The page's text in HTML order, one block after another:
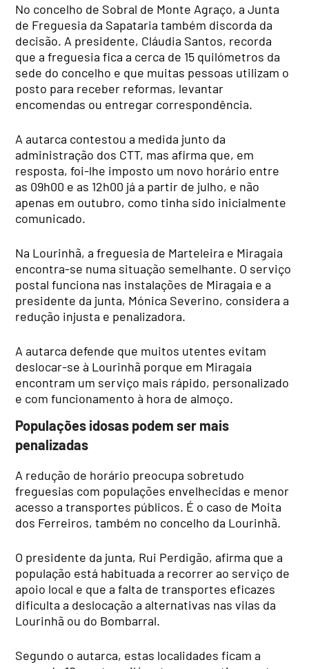
No concelho de Sobral de Monte Agraço, a Junta
de Freguesia da Sapataria também discorda da
decisão. A presidente, Cláudia Santos, recorda
que a freguesia fica a cerca de 15 quilómetros da
sede do concelho e que muitas pessoas utilizam o
posto para receber reformas, levantar
encomendas ou entregar correspondência.
A autarca contestou a medida junto da
administração dos CTT, mas afirma que, em
resposta, foi-lhe imposto um novo horário entre
as 09h00 e as 12h00 já a partir de julho, e não
apenas em outubro, como tinha sido inicialmente
comunicado.
Na Lourinhã, a freguesia de Marteleira e Miragaia
encontra-se numa situação semelhante. O serviço
postal funciona nas instalações de Miragaia e a
presidente da junta, Mónica Severino, considera a
redução injusta e penalizadora.
A autarca defende que muitos utentes evitam
deslocar-se à Lourinhã porque em Miragaia
encontram um serviço mais rápido, personalizado
e com funcionamento à hora de almoço.
Populações idosas podem ser mais
penalizadas
A redução de horário preocupa sobretudo
freguesias com populações envelhecidas e menor
acesso a transportes públicos. É o caso de Moita
dos Ferreiros, também no concelho da Lourinhã.
O presidente da junta, Rui Perdigão, afirma que a
população está habituada a recorrer ao serviço de
apoio local e que a falta de transportes eficazes
dificulta a deslocação a alternativas nas vilas da
Lourinhã ou do Bombarral.
Segundo o autarca, estas localidades ficam a